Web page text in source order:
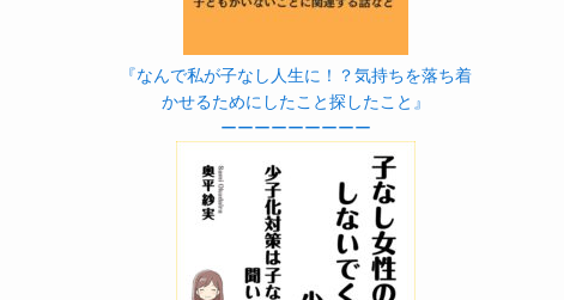
『なんで私が子なし人生に！？気持ちを落ち着
かせるためにしたこと探したこと』
ーーーーーーーーー